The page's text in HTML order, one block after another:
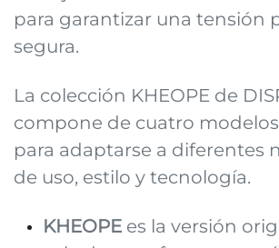
para garantizar una tensión
segura.
La colección KHEOPE de
compone de cuatro
para adaptarse a diferentes
de uso, estilo y tecnología.
KHEOPE es la versión